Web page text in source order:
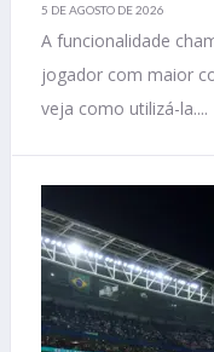
5 DE AGOSTO DE 2026
A funcionalidade
jogador com maior
veja como utilizá-la....